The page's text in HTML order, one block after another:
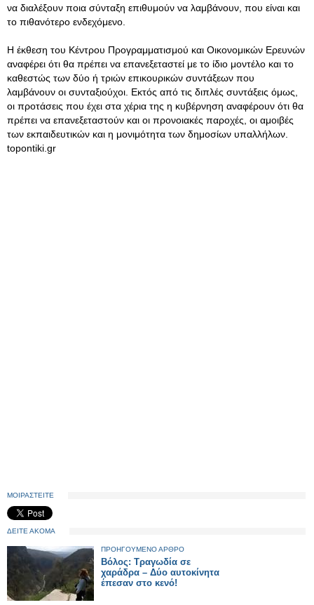
να διαλέξουν ποια σύνταξη επιθυμούν να λαμβάνουν, που είναι και
το πιθανότερο ενδεχόμενο.
Η έκθεση του Κέντρου Προ­γραμματισμού και Οικονομικών Ερευνών
αναφέρει ότι θα πρέπει να επανεξεταστεί με το ίδιο μο­ντέλο και το
καθεστώς των δύο ή τριών επικουρικών συντάξεων που
λαμβάνουν οι συνταξιούχοι. Εκτός από τις διπλές συντάξεις όμως,
οι προτάσεις που έχει στα χέρια της η κυβέρνηση αναφέρουν ότι θα
πρέπει να επανεξεταστούν και οι προνοιακές παροχές, οι αμοιβές
των εκπαιδευτικών και η μονιμό­τητα των δημοσίων υπαλλήλων.
topontiki.gr
ΜΟΙΡΑΣΤΕΙΤΕ
ΔΕΙΤΕ ΑΚΟΜΑ
ΠΡΟΗΓΟΥΜΕΝΟ ΑΡΘΡΟ
Βόλος: Τραγωδία σε
χαράδρα – Δύο αυτοκίνητα
έπεσαν στο κενό!